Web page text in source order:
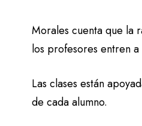
Morales cuenta que
los profesores entren
Las clases están
de cada alumno.